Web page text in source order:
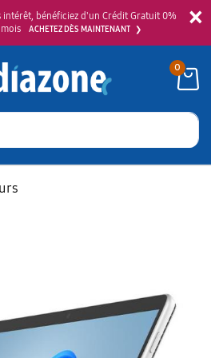
×
intérêt, bénéficiez d'un Crédit Gratuit 0%
ACHETEZ DÈS MAINTENANT
0